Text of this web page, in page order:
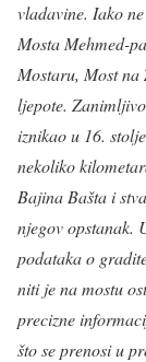
vladavine. Iako
Mosta Mehmed-
Mostaru, Most na
ljepote.
iznikao u 16.
nekoliko
Bajina Bašta i
njegov opstanak.
podataka o
niti je na mostu
precizne
što se prenosi u